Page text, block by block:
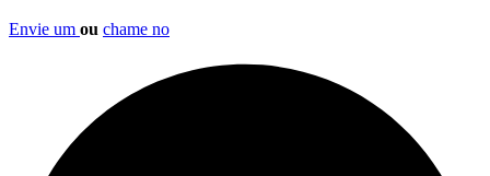
Envie um ou chame no